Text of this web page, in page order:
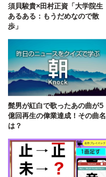
須貝駿貴×田村正資「大学院生
あるある：もうだめなので散
歩」
髭男が紅白で歌ったあの曲が5
億回再生の偉業達成！その曲名
は？